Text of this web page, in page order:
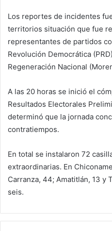
Los reportes de incidentes
territorios situación que fue
representantes de partidos
Revolución Democrática
Regeneración Nacional
A las 20 horas se inició el
Resultados Electorales
determinó que la jornada
contratiempos.
En total se instalaron 72
extraordinarias. En
Carranza, 44; Amatitlán, 13 y
seis.